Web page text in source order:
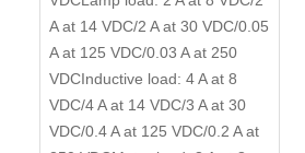
A at 14 VDC/2 A at 30 VDC/0.05
A at 125 VDC/0.03 A at 250
VDCInductive load: 4 A at 8
VDC/4 A at 14 VDC/3 A at 30
VDC/0.4 A at 125 VDC/0.2 A at